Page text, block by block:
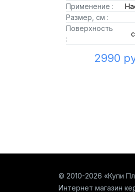
Применение :
Размер, см :
Поверхность
:
2990
© 2010-2026 «Купи
Интернет магазин